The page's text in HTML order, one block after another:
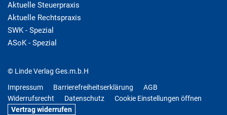
Aktuelle Steuerpraxis
Aktuelle Rechtspraxis
SWK - Spezial
ASoK - Spezial
© Linde Verlag Ges.m.b.H
Impressum
Barrierefreiheitserklärung
AGB
Widerrufsrecht
Datenschutz
Cookie Einstellungen öffnen
Vertrag widerrufen